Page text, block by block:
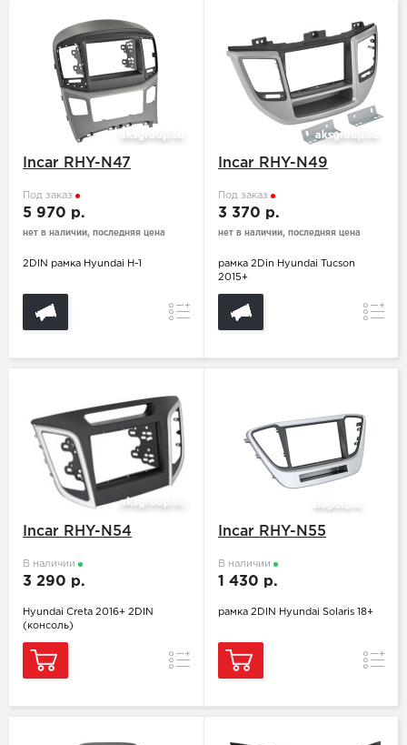
Incar RHY-N47
Под заказ
5 970 р.
нет в наличии, последняя цена
2DIN рамка Hyundai H-1
Сравнение
Incar RHY-N49
Под заказ
3 370 р.
нет в наличии, последняя цена
рамка 2Din Hyundai Tucson
2015+
Incar RHY-N54
В наличии
3 290 р.
Hyundai Creta 2016+ 2DIN
(консоль)
Сравнение
Incar RHY-N55
В наличии
1 430 р.
рамка 2DIN Hyundai Solaris 18+